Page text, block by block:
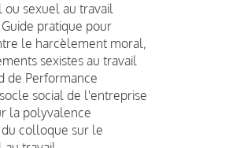
sexuel au travail
Guide pratique pour
le harcèlement moral,
sexistes au travail
de Performance
social de l'entreprise
la polyvalence
colloque sur le